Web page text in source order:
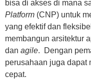
bisa di akses di mana
Platform (CNP) untuk
yang efektif dan
membangun arsitektur
dan agile. Dengan
perusahaan juga dapat
cepat.